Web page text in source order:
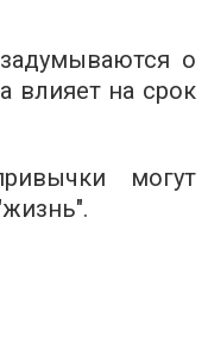
о
влияет на срок
могут